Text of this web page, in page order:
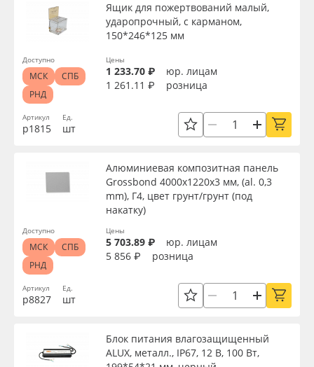
Артикул
р1815
Ящик для пожертвований малый,
ударопрочный, с карманом,
150*246*125 мм
Ед.
шт
Цены
1 233.70 ₽
юр. лицам
1 261.11 ₽
розница
Доступно
МСК
СПБ
РНД
Артикул
р8827
Алюминиевая композитная панель
Grossbond 4000x1220x3 мм, (al. 0,3
mm), Г4, цвет грунт/грунт (под
накатку)
Ед.
шт
Цены
5 703.89 ₽
юр. лицам
5 856 ₽
розница
Доступно
МСК
СПБ
РНД
Блок питания влагозащищенный
ALUX, металл., IP67, 12 В, 100 Вт,